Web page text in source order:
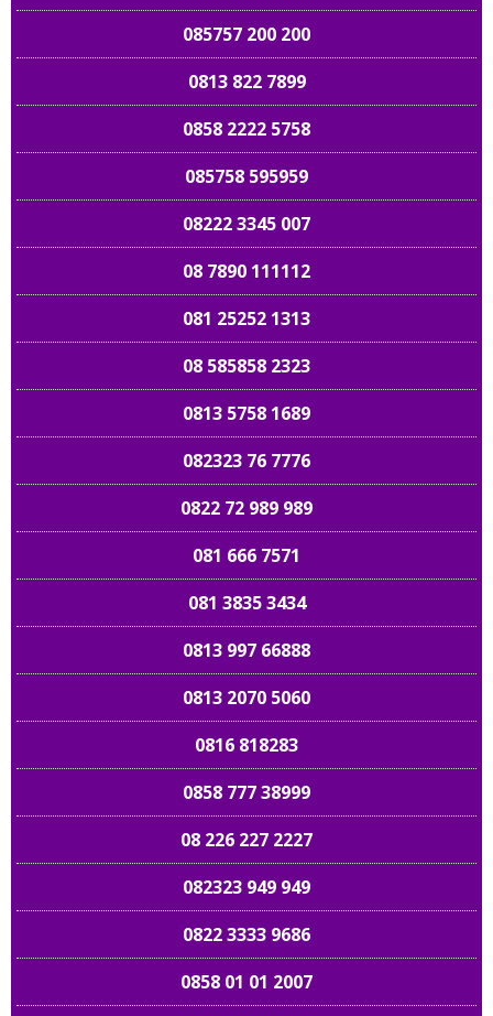
085757 200 200
0813 822 7899
0858 2222 5758
085758 595959
08222 3345 007
08 7890 111112
081 25252 1313
08 585858 2323
0813 5758 1689
082323 76 7776
0822 72 989 989
081 666 7571
081 3835 3434
0813 997 66888
0813 2070 5060
0816 818283
0858 777 38999
08 226 227 2227
082323 949 949
0822 3333 9686
0858 01 01 2007